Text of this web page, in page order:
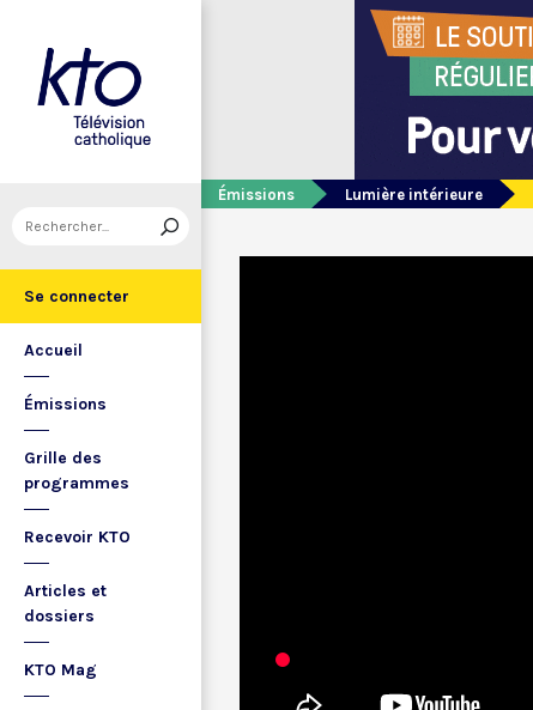
Se connecter
Accueil
Émissions
Grille des
programmes
Recevoir KTO
Articles et
dossiers
KTO Mag
Émissions Lumière intérieure